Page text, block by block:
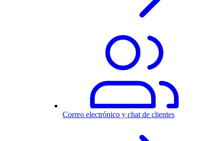
Correo electrónico y chat de clientes